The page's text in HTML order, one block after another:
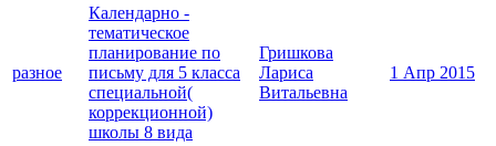
разное
Календарно -
тематическое
планирование по
письму для 5 класса
специальной(
коррекционной)
школы 8 вида
Гришкова
Лариса
Витальевна
1 Апр 2015